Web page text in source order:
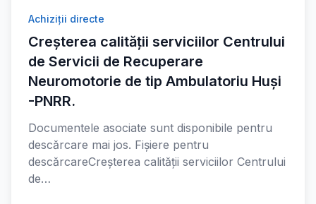
Achiziții directe
Creșterea calității serviciilor Centrului
de Servicii de Recuperare
Neuromotorie de tip Ambulatoriu Huși
-PNRR.
Documentele asociate sunt disponibile pentru
descărcare mai jos. Fișiere pentru
descărcareCreșterea calității serviciilor Centrului
de…